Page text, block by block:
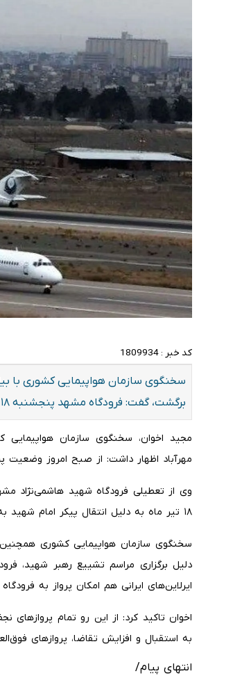
کد خبر : 1809934
سخنگوی سازمان هواپیمایی کشوری با
برگشت، گفت: فرودگاه مشهد پنجشنبه ١٨ تیر ماه تعطیل است.
مجید اخوان، سخنگوی سازمان هواپیمایی
مهرآباد اظهار داشت: از صبح امروز وضعیت
١٨ تیر ماه به دلیل انتقال پیکر امام شهید به این فرودگاه و برگزاری مراسم تشییع تعطیل می‌شود.
سخنگوی سازمان هواپیمایی کشوری همچنین
ایرلاین‌های ایرانی هم امکان پرواز به
اخوان تاکید کرد: از این رو تمام
به استقبال و افزایش تقاضا، پروازهای
انتهای پیام/